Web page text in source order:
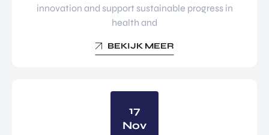
innovation and support sustainable progress in
health and
BEKIJK MEER
17
Nov